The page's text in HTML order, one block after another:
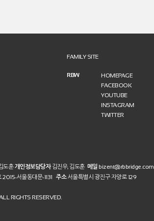
FAMILY SITE
RBW
HOMEPAGE
FACEBOOK
YOUTUBE
INSTAGRAM
TWITTER
도훈개인정보담당자김진우, 김도훈 메일 bizent@rbbridge.com
2015-서울동대문-1131 주소서울특별시 광진구 자양로 129
RIGHTS RESERVED.